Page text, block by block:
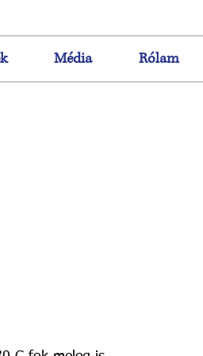
Média Rólam